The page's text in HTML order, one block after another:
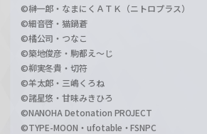
©榊一郎・なまにくＡＴＫ（ニトロプラス）
©細音啓・猫鍋蒼
©橘公司・つなこ
©築地俊彦・駒都え～じ
©柳実冬貴・切符
©羊太郎・三嶋くろね
©諸星悠・甘味みきひろ
©NANOHA Detonation PROJECT
©TYPE-MOON・ufotable・FSNPC